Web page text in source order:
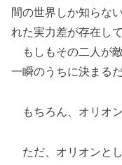
間の世界しか知らな
れた実力差が存在して
もしもその二人が
一瞬のうちに決まるだ
もちろん、オリオ
ただ、オリオンと